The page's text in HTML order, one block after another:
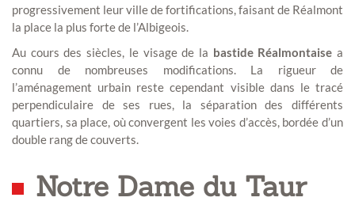
progressivement leur ville de fortifications, faisant de Réalmont
la place la plus forte de l’Albigeois.
Au cours des siècles, le visage de la bastide Réalmontaise a
connu de nombreuses modifications. La rigueur de
l’aménagement urbain reste cependant visible dans le tracé
perpendiculaire de ses rues, la séparation des différents
quartiers, sa place, où convergent les voies d’accès, bordée d’un
double rang de couverts.
Notre Dame du Taur